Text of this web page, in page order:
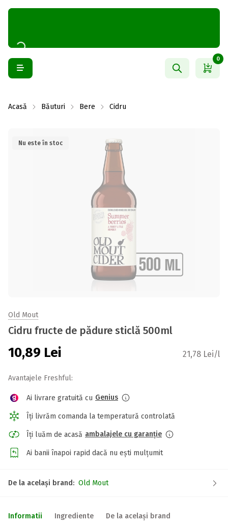
0
Acasă Băuturi Bere Cidru
Nu este în stoc
Old Mout
Cidru fructe de pădure sticlă 500ml
10,89 Lei 21,78 Lei/l
Avantajele Freshful:
Ai livrare gratuită cu Genius
Îți livrăm comanda la temperatură controlată
Îți luăm de acasă ambalajele cu garanție
Ai banii înapoi rapid dacă nu ești mulțumit
De la același brand: Old Mout
Informatii Ingrediente De la același brand